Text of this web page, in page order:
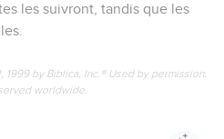
les suivront, tandis que les
1999 by Biblica, Inc.® Used by permission.
worldwide.